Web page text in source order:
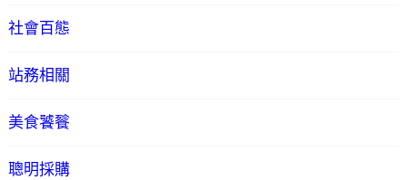
社會百態
站務相關
美食饕餮
聰明採購